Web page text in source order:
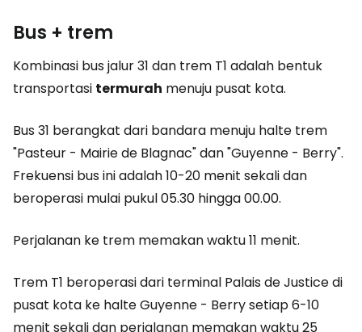
Bus + trem
Kombinasi bus jalur 31 dan trem T1 adalah bentuk
transportasi termurah menuju pusat kota.
Bus 31 berangkat dari bandara menuju halte trem
"Pasteur - Mairie de Blagnac" dan "Guyenne - Berry".
Frekuensi bus ini adalah 10-20 menit sekali dan
beroperasi mulai pukul 05.30 hingga 00.00.
Perjalanan ke trem memakan waktu 11 menit.
Trem T1 beroperasi dari terminal Palais de Justice di
pusat kota ke halte Guyenne - Berry setiap 6-10
menit sekali dan perjalanan memakan waktu 25